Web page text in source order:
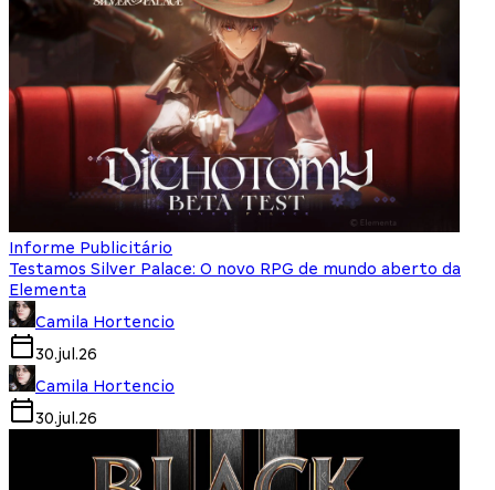
Informe Publicitário
Testamos Silver Palace: O novo RPG de mundo aberto da
Elementa
Camila Hortencio
30.jul.26
Camila Hortencio
30.jul.26